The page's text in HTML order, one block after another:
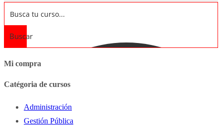
Buscar
Mi compra
Catégoria de cursos
Administración
Gestión Pública